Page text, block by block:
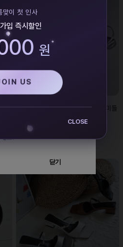
랫
여름 여자 샌들힐 편한 스퀘어 쪼리 미들
무료배송
87,000원51,000원
맞이 첫 인사
입 즉시할인
원
US
CLOSE
닫기